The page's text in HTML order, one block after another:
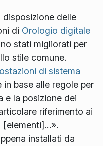
delle
di Orologio digitale
stati migliorati per
stile comune.
di sistema
base alle regole per
e la posizione dei
riferimento ai
[elementi]…».
installati da